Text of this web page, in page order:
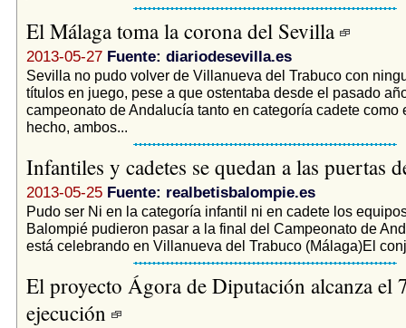
El Málaga toma la corona del Sevilla
2013-05-27 Fuente: diariodesevilla.es
Sevilla no pudo volver de Villanueva del Trabuco con
títulos en juego, pese a que ostentaba desde el pasado
campeonato de Andalucía tanto en categoría cadete como
hecho, ambos...
Infantiles y cadetes se quedan a las puertas
2013-05-25 Fuente: realbetisbalompie.es
Pudo ser Ni en la categoría infantil ni en cadete los
Balompié pudieron pasar a la final del Campeonato de
está celebrando en Villanueva del Trabuco (Málaga)El
El proyecto Ágora de Diputación alcanza el
ejecución